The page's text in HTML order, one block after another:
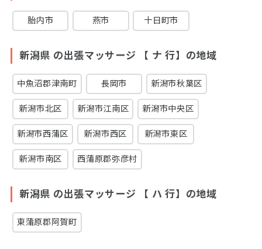
胎内市 燕市 十日町市
新潟県 の出張マッサージ 【 ナ 行】の地域
中魚沼郡津南町 長岡市 新潟市秋葉区
新潟市北区 新潟市江南区 新潟市中央区
新潟市西蒲区 新潟市西区 新潟市東区
新潟市南区 西蒲原郡弥彦村
新潟県 の出張マッサージ 【 ハ 行】の地域
東蒲原郡阿賀町